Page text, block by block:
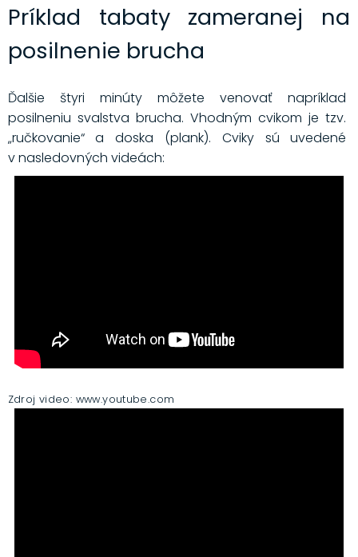
Príklad tabaty zameranej na
posilnenie brucha
Ďalšie štyri minúty môžete venovať napríklad
posilneniu svalstva brucha. Vhodným cvikom je tzv.
„ručkovanie“ a doska (plank). Cviky sú uvedené
v nasledovných videách:
Zdroj video: www.youtube.com